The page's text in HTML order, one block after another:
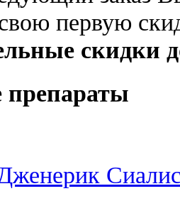
первую
скидки
препараты